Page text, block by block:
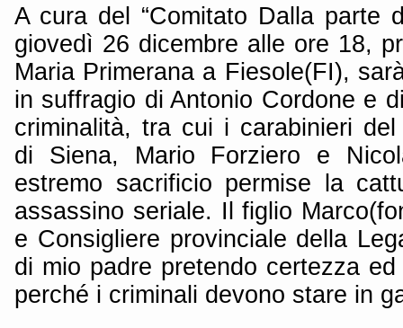
A cura del “Comitato Dalla parte
giovedì 26 dicembre alle ore 18,
Maria Primerana a Fiesole(FI),
in suffragio di Antonio Cordone e
criminalità, tra cui i carabinieri
di Siena, Mario Forziero e
estremo sacrificio permise la
assassino seriale. Il figlio
e Consigliere provinciale della
di mio padre pretendo certezza
perché i criminali devono stare in